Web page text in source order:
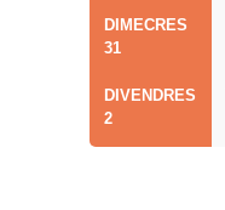
DIMECRES
31
DIVENDRES
2